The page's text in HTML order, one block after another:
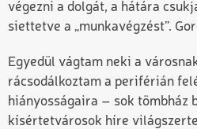
végezni a dolgát, a hátára
siettetve a „munkavégzést”.
Egyedül vágtam neki a
rácsodálkoztam a periférián
hiányosságaira – sok tömbház
kísértetvárosok híre